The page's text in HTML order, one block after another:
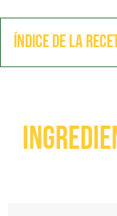
Índice de la